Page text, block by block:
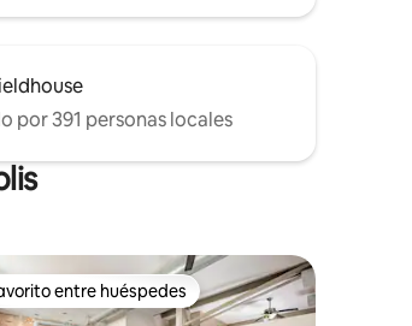
por 391 personas locales
entre huéspedes
entre huéspedes